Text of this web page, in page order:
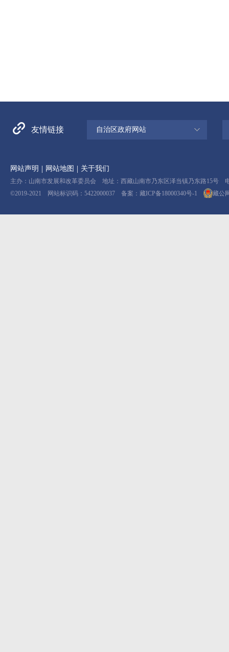
友情链接 自治区政府网站
网站声明 | 网站地图 | 关于我们
主办：山南市发展和改革委员会 地址：西藏山南市乃东区泽当镇乃东路15号 电
©2019-2021 网站标识码：5422000037 备案： 藏ICP备18000340号-1 藏公